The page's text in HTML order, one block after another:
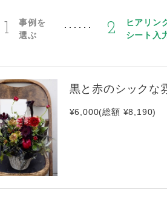
1
事例を
選ぶ
2
ヒアリン
シート入
黒と赤のシックな
¥6,000(総額 ¥8,190)